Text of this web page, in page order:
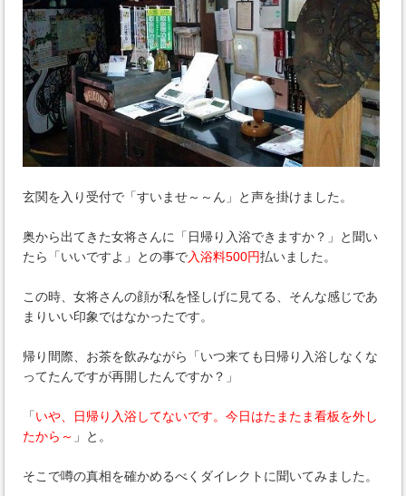
玄関を入り受付で「すいませ～～ん」と声を掛けました。
奥から出てきた女将さんに「日帰り入浴できますか？」と聞い
たら「いいですよ」との事で入浴料500円払いました。
この時、女将さんの顔が私を怪しげに見てる、そんな感じであ
まりいい印象ではなかったです。
帰り間際、お茶を飲みながら「いつ来ても日帰り入浴しなくな
ってたんですが再開したんですか？」
「いや、日帰り入浴してないです。今日はたまたま看板を外し
たから～ 」と。
そこで噂の真相を確かめるべくダイレクトに聞いてみました。